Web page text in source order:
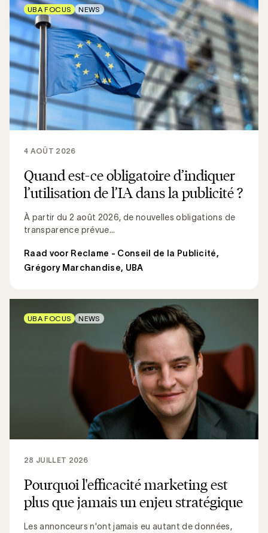
Quand est-ce obligatoire d’indiquer
l’utilisation de l’IA dans la publicité ?
À partir du 2 août 2026, de nouvelles obligations de
transparence prévue...
4 AOÛT 2026
Raad voor Reclame - Conseil de la Publicité,
Grégory Marchandise, UBA
UBA FOCUS NEWS
Pourquoi l'efficacité marketing est
plus que jamais un enjeu stratégique
Les annonceurs n'ont jamais eu autant de données,
28 JUILLET 2026
UBA FOCUS NEWS